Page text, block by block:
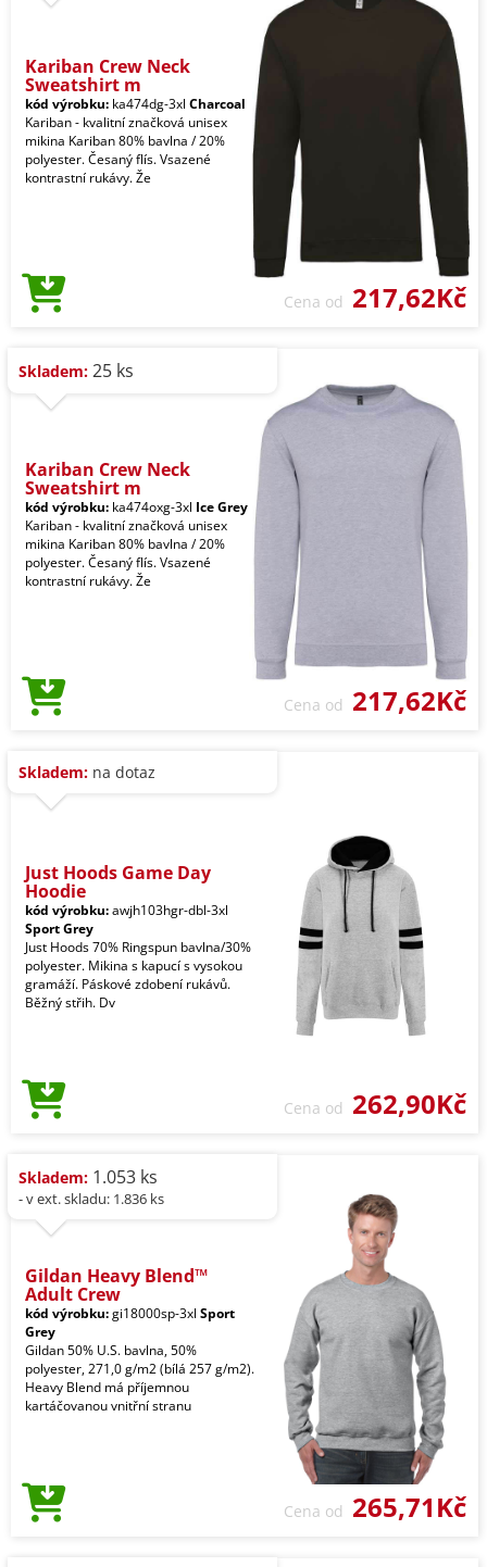
Kariban Crew Neck
Sweatshirt m
kód výrobku: ka474dg-3xl Charcoal
Kariban - kvalitní značková unisex
mikina Kariban 80% bavlna / 20%
polyester. Česaný flís. Vsazené
kontrastní rukávy. Že
Cena od 217,62Kč
Skladem: 25 ks
Kariban Crew Neck
Sweatshirt m
kód výrobku: ka474oxg-3xl Ice Grey
Kariban - kvalitní značková unisex
mikina Kariban 80% bavlna / 20%
polyester. Česaný flís. Vsazené
kontrastní rukávy. Že
Cena od 217,62Kč
Skladem: na dotaz
Just Hoods Game Day
Hoodie
kód výrobku:awjh103hgr-dbl-3xl
Sport Grey
Just Hoods 70% Ringspun bavlna/30%
polyester. Mikina s kapucí s vysokou
gramáží. Páskové zdobení rukávů.
Běžný střih. Dv
Cena od 262,90Kč
Skladem: 1.053 ks
- v ext. skladu: 1.836 ks
Gildan Heavy Blend™
Adult Crew
kód výrobku:gi18000sp-3xl Sport
Grey
Gildan 50% U.S. bavlna, 50%
polyester, 271,0 g/m2 (bílá 257 g/m2).
Heavy Blend má příjemnou
kartáčovanou vnitřní stranu
Cena od 265,71Kč